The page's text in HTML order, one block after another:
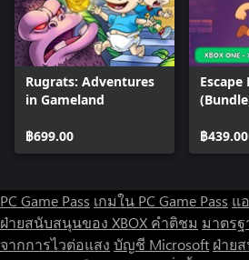
Rugrats: Adventures
in Gameland
฿699.00
Escape
฿439.00
PC Game Pass เกมใน PC Game Pass แ
ฝ่ายสนับสนุนของ XBOX คำติชม มาตร
จากการไวต่อแสง บัญชี Microsoft ฝ่าย